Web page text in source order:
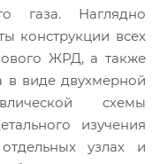
газа. Наглядно
конструкции всех
ЖРД, а также
в виде двухмерной
схемы
изучения
узлах и